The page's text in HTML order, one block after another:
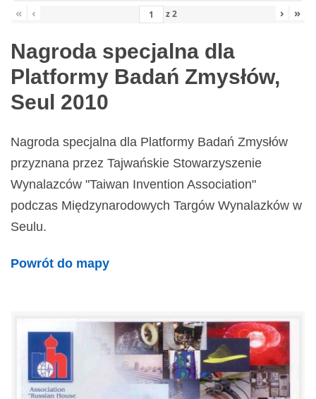
« ‹ z2 › »
Nagroda specjalna dla
Platformy Badań Zmysłów,
Seul 2010
Nagroda specjalna dla Platformy Badań Zmysłów
przyznana przez Tajwańskie Stowarzyszenie
Wynalazców "Taiwan Invention Association"
podczas Międzynarodowych Targów Wynalazków w
Seulu.
Powrót do mapy